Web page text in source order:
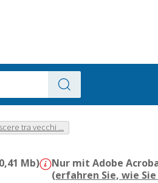
tra vecchi ...
Mb)
Nur mit Adobe
(erfahren Sie, wie